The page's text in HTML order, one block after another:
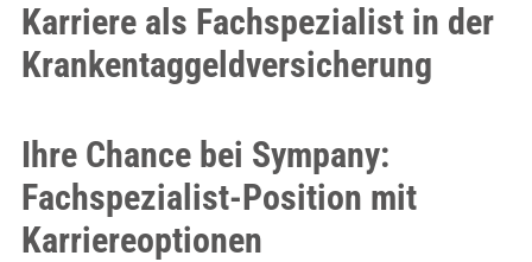
Karriere als Fachspezialist in der
Krankentaggeldversicherung
Ihre Chance bei Sympany:
Fachspezialist-Position mit
Karriereoptionen